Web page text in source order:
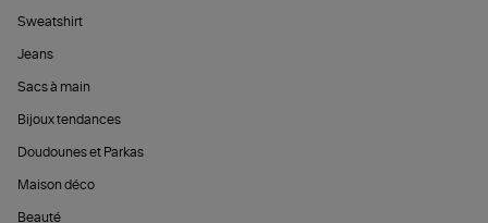
Sweatshirt
Jeans
Sacs à main
Bijoux tendances
Doudounes et Parkas
Maison déco
Beauté